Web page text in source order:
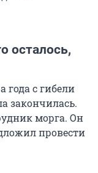
осталось,
года с гибели
закончилась.
морга. Он
провести